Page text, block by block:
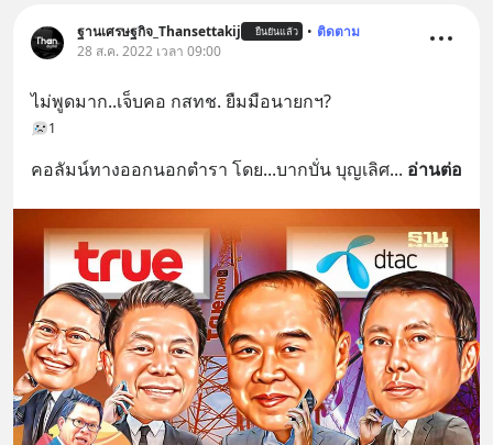
ฐานเศรษฐกิจ_Thansettakij ยืนยันแล้ว • ติดตาม
28 ส.ค. 2022 เวลา 09:00
ไม่พูดมาก..เจ็บคอ กสทช. ยืมมือนายกฯ?
1
คอลัมน์ทางออกนอกตำรา โดย...บากบั่น บุญเลิศ... อ่านต่อ